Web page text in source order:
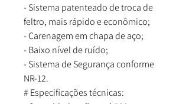
- Sistema patenteado de troca de
feltro, mais rápido e econômico;
- Carenagem em chapa de aço;
- Baixo nível de ruído;
- Sistema de Segurança conforme
NR-12.
# Especificações técnicas: